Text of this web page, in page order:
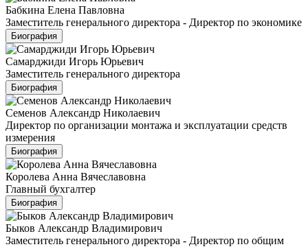
Бабкина Елена Павловна
Заместитель генерального директора - Директор по экономике
Биография
Самарджиди Игорь Юрьевич
Заместитель генерального директора
Биография
Семенов Александр Николаевич
Директор по организации монтажа и эксплуатации средств
измерения
Биография
Королева Анна Вячеславовна
Главный бухгалтер
Биография
Быков Александр Владимирович
Заместитель генерального директора - Директор по общим